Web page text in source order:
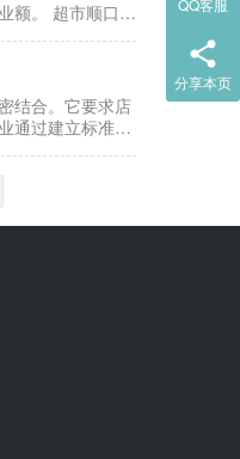
额。 超市顺口溜
结合。它要求店
通过建立标准、
QQ客服
分享本页